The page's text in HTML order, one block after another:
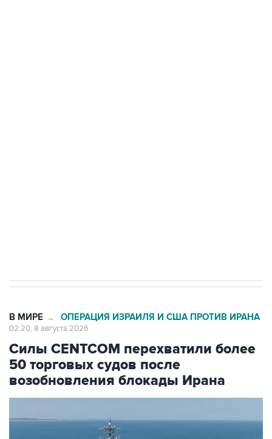
В МИРЕ → ОПЕРАЦИЯ ИЗРАИЛЯ И США ПРОТИВ ИРАНА
02:20, 8 августа 2026
Силы CENTCOM перехватили более
50 торговых судов после
возобновления блокады Ирана